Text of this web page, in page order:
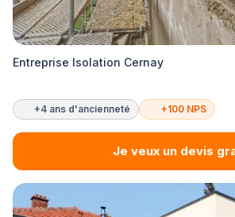
Entreprise Isolation Cernay
+4 ans d'ancienneté +100 NPS
Je veux un devis